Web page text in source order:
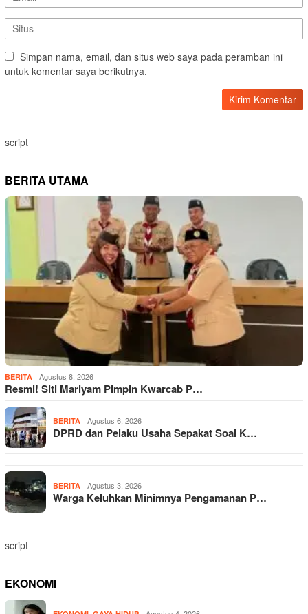
Simpan nama, email, dan situs web saya pada peramban ini
untuk komentar saya berikutnya.
script
BERITA UTAMA
BERITA Agustus 8, 2026
Resmi! Siti Mariyam Pimpin Kwarcab P…
BERITA Agustus 6, 2026
DPRD dan Pelaku Usaha Sepakat Soal K…
BERITA Agustus 3, 2026
Warga Keluhkan Minimnya Pengamanan P…
script
EKONOMI